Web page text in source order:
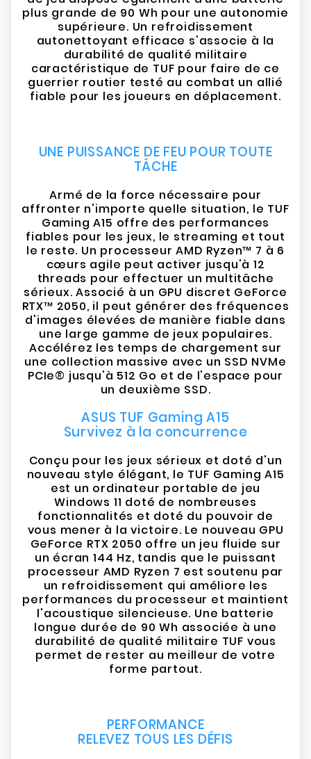
plus grande de 90 Wh pour une autonomie
supérieure. Un refroidissement
autonettoyant efficace s'associe à la
durabilité de qualité militaire
caractéristique de TUF pour faire de ce
guerrier routier testé au combat un allié
fiable pour les joueurs en déplacement.
UNE PUISSANCE DE FEU POUR TOUTE
TÂCHE
Armé de la force nécessaire pour
affronter n'importe quelle situation, le TUF
Gaming A15 offre des performances
fiables pour les jeux, le streaming et tout
le reste. Un processeur AMD Ryzen™ 7 à 6
cœurs agile peut activer jusqu'à 12
threads pour effectuer un multitâche
sérieux. Associé à un GPU discret GeForce
RTX™ 2050, il peut générer des fréquences
d'images élevées de manière fiable dans
une large gamme de jeux populaires.
Accélérez les temps de chargement sur
une collection massive avec un SSD NVMe
PCIe® jusqu'à 512 Go et de l'espace pour
un deuxième SSD.
ASUS TUF Gaming A15
Survivez à la concurrence
Conçu pour les jeux sérieux et doté d'un
nouveau style élégant, le TUF Gaming A15
est un ordinateur portable de jeu
Windows 11 doté de nombreuses
fonctionnalités et doté du pouvoir de
vous mener à la victoire. Le nouveau GPU
GeForce RTX 2050 offre un jeu fluide sur
un écran 144 Hz, tandis que le puissant
processeur AMD Ryzen 7 est soutenu par
un refroidissement qui améliore les
performances du processeur et maintient
l'acoustique silencieuse. Une batterie
longue durée de 90 Wh associée à une
durabilité de qualité militaire TUF vous
permet de rester au meilleur de votre
forme partout.
PERFORMANCE
RELEVEZ TOUS LES DÉFIS